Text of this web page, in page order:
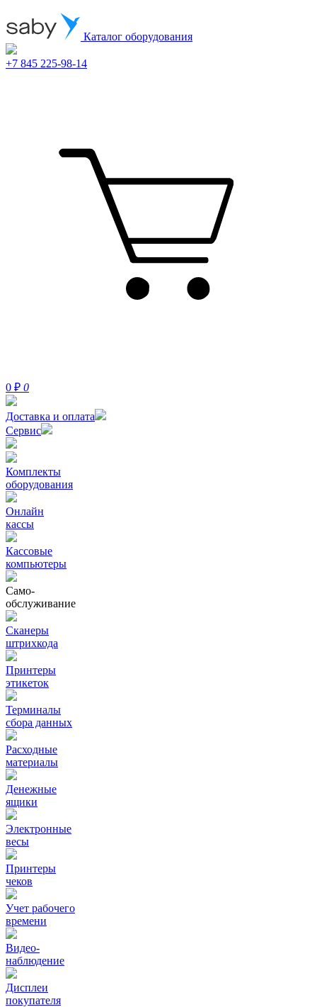
Каталог оборудования
+7 845 225-98-14
0 ₽ 0
Доставка и оплата
Сервис
Комплекты
оборудования
Онлайн
кассы
Кассовые
компьютеры
Само-
обслуживание
Сканеры
штрихкода
Принтеры
этикеток
Терминалы
сбора данных
Расходные
материалы
Денежные
ящики
Электронные
весы
Принтеры
чеков
Учет рабочего
времени
Видео‑
наблюдение
Дисплеи
покупателя